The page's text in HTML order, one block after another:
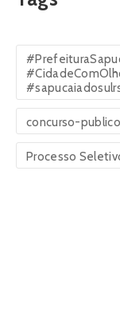
concurso-publico
Processo